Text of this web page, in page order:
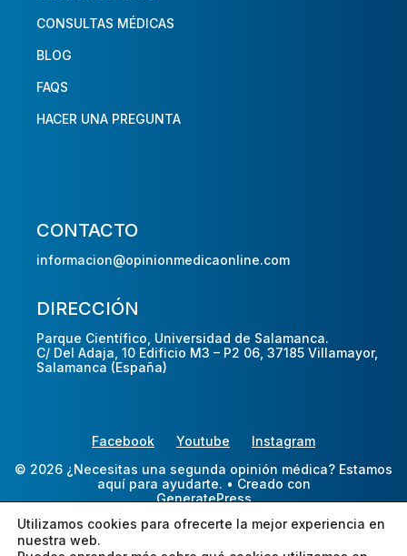
CONSULTAS MÉDICAS
BLOG
FAQS
HACER UNA PREGUNTA
CONTACTO
informacion@opinionmedicaonline.com
DIRECCIÓN
Parque Científico, Universidad de Salamanca.
C/ Del Adaja, 10 Edificio M3 – P2 06, 37185 Villamayor,
Salamanca (España)
Facebook Youtube
Instagram
© 2026 ¿Necesitas una segunda opinión médica? Estamos
aquí para ayudarte. • Creado con
GeneratePress
Utilizamos cookies para ofrecerte la mejor experiencia en
nuestra web.